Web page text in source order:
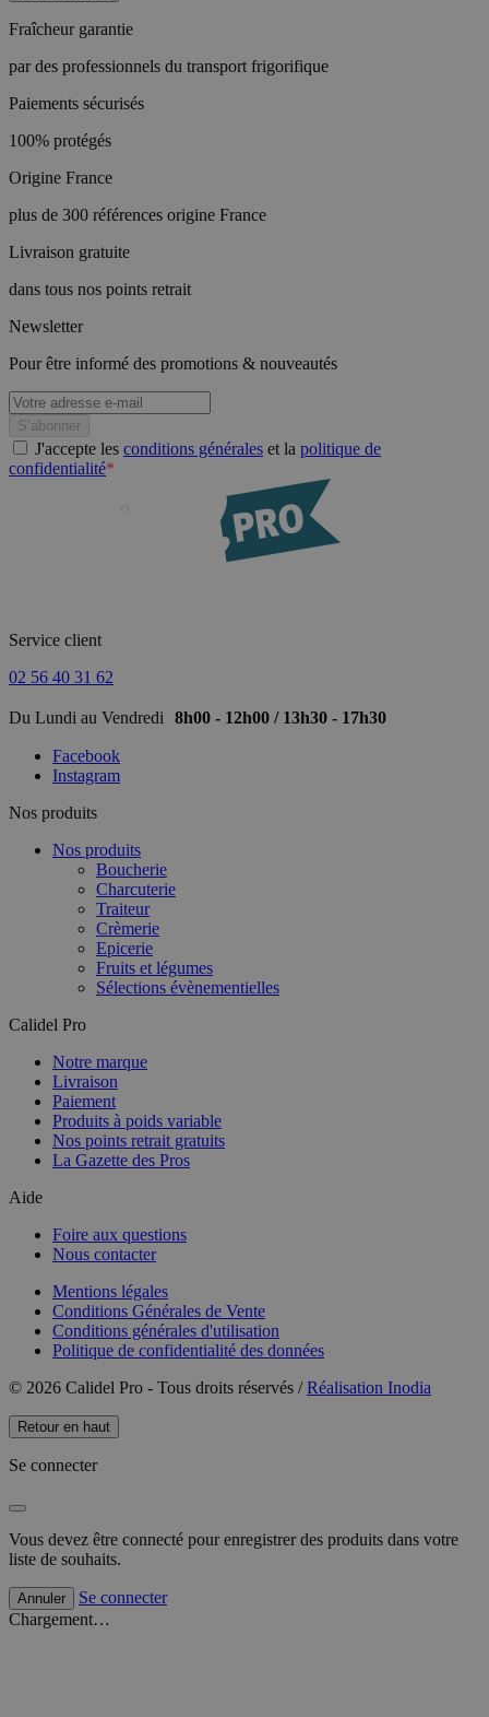
Fraîcheur garantie
par des professionnels du transport frigorifique
Paiements sécurisés
100% protégés
Origine France
plus de 300 références origine France
Livraison gratuite
dans tous nos points retrait
Newsletter
Pour être informé des promotions & nouveautés
J'accepte les conditions générales et la politique de
confidentialité*
Service client
02 56 40 31 62
Du Lundi au Vendredi 8h00 - 12h00 / 13h30 - 17h30
Facebook
Instagram
Nos produits
Nos produits
Boucherie
Charcuterie
Traiteur
Crèmerie
Epicerie
Fruits et légumes
Sélections évènementielles
Calidel Pro
Notre marque
Livraison
Paiement
Produits à poids variable
Nos points retrait gratuits
La Gazette des Pros
Aide
Foire aux questions
Nous contacter
Mentions légales
Conditions Générales de Vente
Conditions générales d'utilisation
Politique de confidentialité des données
© 2026 Calidel Pro - Tous droits réservés /Réalisation Inodia
Retour en haut
Se connecter
Vous devez être connecté pour enregistrer des produits dans votre
liste de souhaits.
Annuler
Se connecter
Chargement…